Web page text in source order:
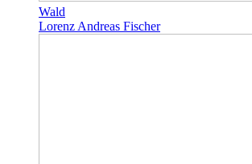
Wald
Lorenz Andreas Fischer